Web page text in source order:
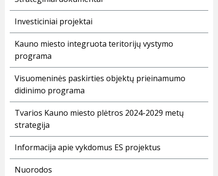
Investiciniai projektai
Kauno miesto integruota teritorijų vystymo
programa
Visuomeninės paskirties objektų prieinamumo
didinimo programa
Tvarios Kauno miesto plėtros 2024-2029 metų
strategija
Informacija apie vykdomus ES projektus
Nuorodos